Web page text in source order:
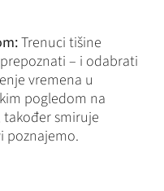
Trenuci tišine
– i odabrati
vremena u
pogledom na
smiruje
poznajemo.